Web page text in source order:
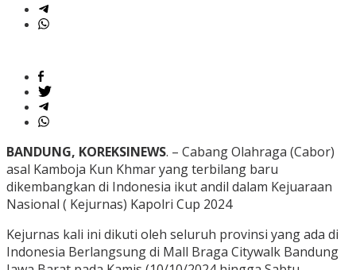
BANDUNG, KOREKSINEWS. – Cabang Olahraga (Cabor)
asal Kamboja Kun Khmar yang terbilang baru
dikembangkan di Indonesia ikut andil dalam Kejuaraan
Nasional ( Kejurnas) Kapolri Cup 2024
Kejurnas kali ini dikuti oleh seluruh provinsi yang ada di
Indonesia Berlangsung di Mall Braga Citywalk Bandung